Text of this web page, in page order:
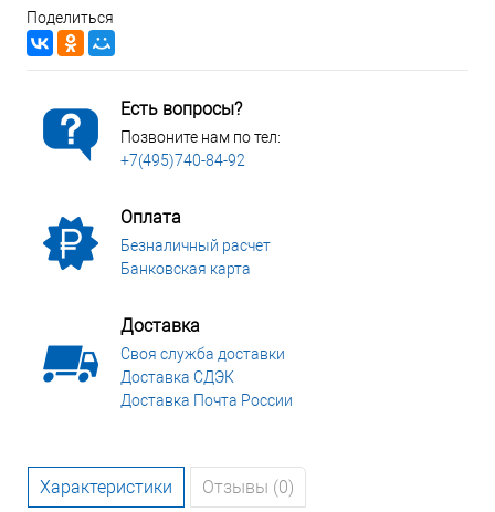
Поделиться
Есть вопросы?
Позвоните нам по тел:
+7(495)740-84-92
Оплата
Безналичный расчет
Банковская карта
Доставка
Своя служба доставки
Доставка СДЭК
Доставка Почта России
Характеристики Отзывы (0)